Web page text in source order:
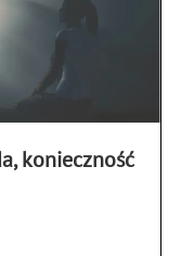
konieczność